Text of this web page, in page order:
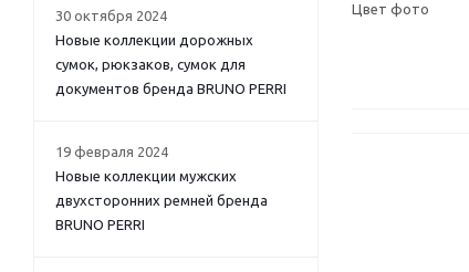
Цвет фото
30 октября 2024
Новые коллекции дорожных
сумок, рюкзаков, сумок для
документов бренда BRUNO PERRI
19 февраля 2024
Новые коллекции мужских
двухсторонних ремней бренда
BRUNO PERRI